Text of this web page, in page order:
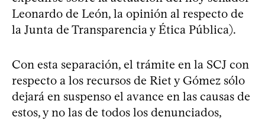
Leonardo de León, la opinión al respecto de
la Junta de Transparencia y Ética Pública).
Con esta separación, el trámite en la SCJ con
respecto a los recursos de Riet y Gómez sólo
dejará en suspenso el avance en las causas de
estos, y no las de todos los denunciados,